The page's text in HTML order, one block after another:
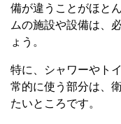
備が違うことがほと
ムの施設や設備は、
ょう。
特に、シャワーやト
常的に使う部分は、
たいところです。